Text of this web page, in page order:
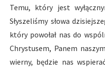
Temu, który jest
Słyszeliśmy słowa
który powołał nas do
Chrystusem, Panem
wierny, będzie nas